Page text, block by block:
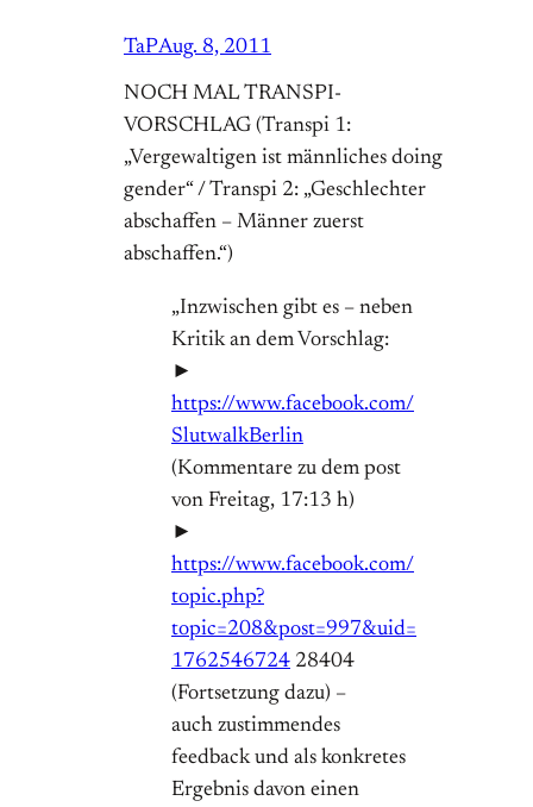
TaPAug. 8, 2011
NOCH MAL TRANSPI-
VORSCHLAG (Transpi 1:
„Vergewaltigen ist männliches doing
gender“ / Transpi 2: „Geschlechter
abschaffen – Männer zuerst
abschaffen.“)
„Inzwischen gibt es – neben
Kritik an dem Vorschlag:
►
https://www.facebook.com/
SlutwalkBerlin
(Kommentare zu dem post
von Freitag, 17:13 h)
►
https://www.facebook.com/
topic.php?
topic=208&post=997&uid=
1762546724 28404
(Fortsetzung dazu) –
auch zustimmendes
feedback und als konkretes
Ergebnis davon einen